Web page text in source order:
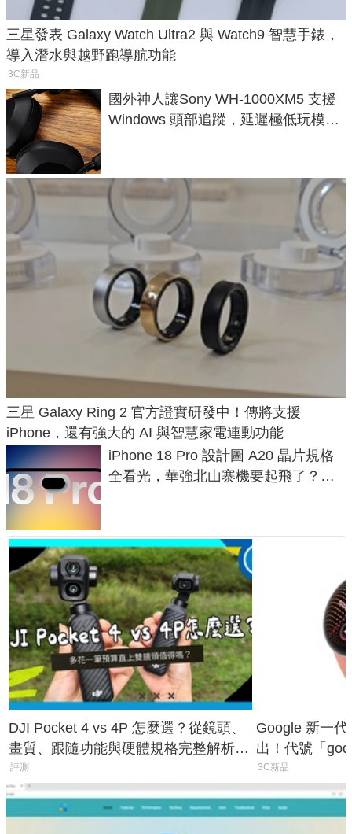
三星發表 Galaxy Watch Ultra2 與 Watch9 智慧手錶，
導入潛水與越野跑導航功能
3C新品
國外神人讓Sony WH-1000XM5 支援
Windows 頭部追蹤，延遲極低玩模擬
三星 Galaxy Ring 2 官方證實研發中！傳將支援
iPhone，還有強大的 AI 與智慧家電連動功能
iPhone 18 Pro 設計圖 A20 晶片規格
全看光，華強北山寨機要起飛了？專
DJI Pocket 4 vs 4P 怎麼選？從鏡頭、
畫質、跟隨功能與硬體規格完整解析，
一次看懂兩台差異
評測
Google 新一
出！代號「
鎖定 AI 應用
3C新品